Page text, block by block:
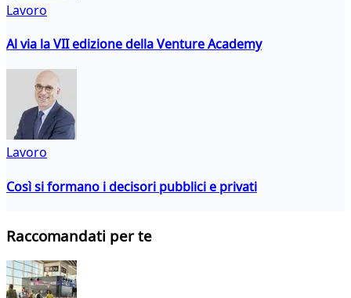
Lavoro
Al via la VII edizione della Venture Academy
Lavoro
Così si formano i decisori pubblici e privati
Raccomandati per te